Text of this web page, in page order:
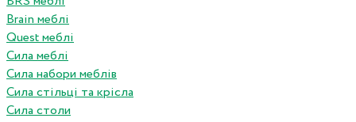
Brain меблі
Quest меблі
Сила меблі
Сила набори меблів
Сила стільці та крісла
Сила столи